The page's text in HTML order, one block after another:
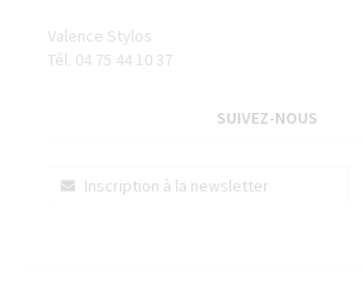
Valence Stylos
Tél. 04 75 44 10 37
SUIVEZ-NOUS